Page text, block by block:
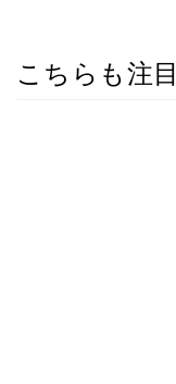
こちらも注目